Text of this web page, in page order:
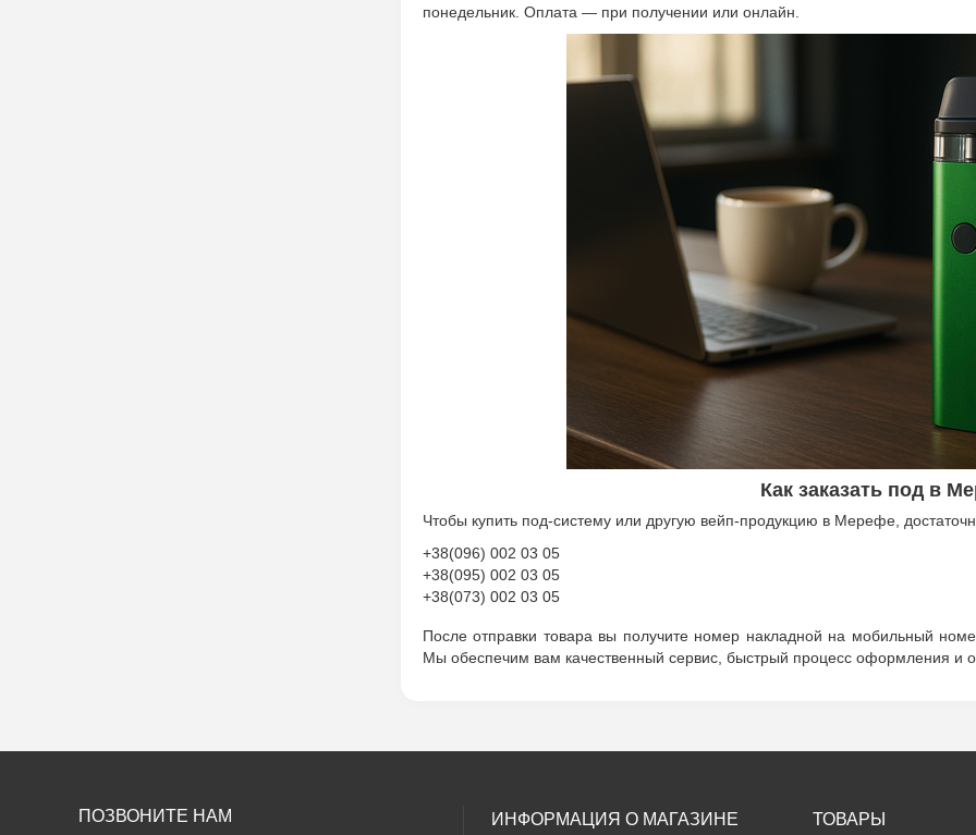
понедельник. Оплата — при получении или онлайн.
Как заказать под в
Чтобы купить под-систему или другую вейп-продукцию в Мерефе,
+38(096) 002 03 05
+38(095) 002 03 05
+38(073) 002 03 05
После отправки товара вы получите номер накладной на мобильный
Мы обеспечим вам качественный сервис, быстрый процесс оформления и
ПОЗВОНИТЕ НАМ ИНФОРМАЦИЯ О МАГАЗИНЕ ТОВАРЫ